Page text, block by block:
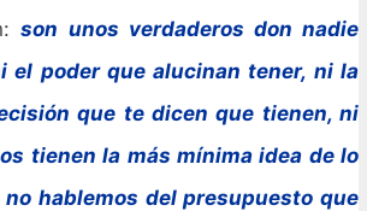
son unos verdaderos don nadie
el poder que alucinan tener, ni la
que te dicen que tienen, ni
tienen la más mínima idea de lo
hablemos del presupuesto que